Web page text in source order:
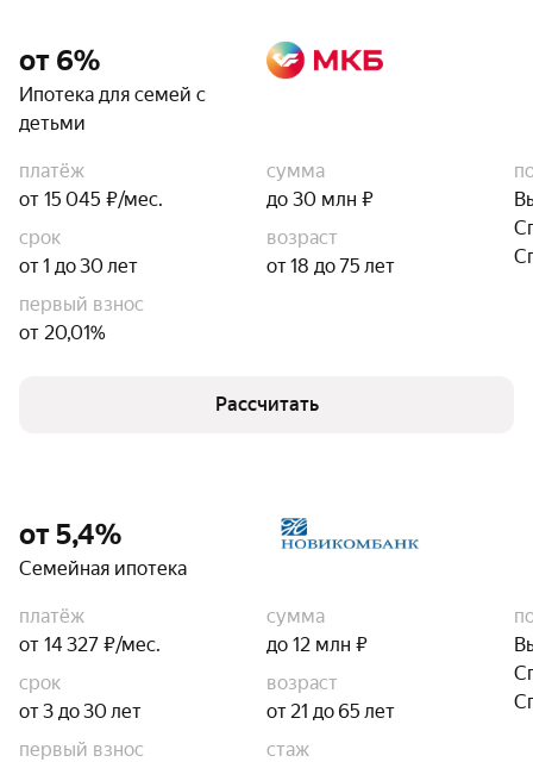
от 6%
Ипотека для семей с
детьми
платёж
от 15 045 ₽/мес.
сумма
до 30 млн ₽
срок
от 1 до 30 лет
возраст
от 18 до 75 лет
первый взнос
от 20,01%
Рассчитать
от 5,4%
Семейная ипотека
платёж
от 14 327 ₽/мес.
сумма
до 12 млн ₽
срок
от 3 до 30 лет
возраст
от 21 до 65 лет
первый взнос
стаж